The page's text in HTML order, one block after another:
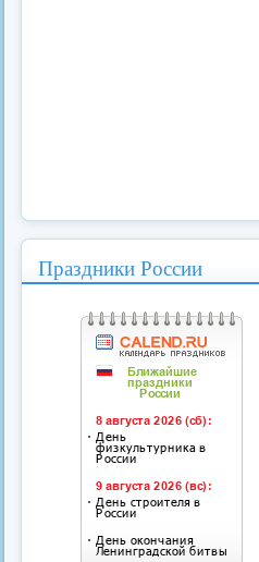
Праздники России